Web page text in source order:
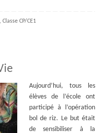
,Classe CP/CE1
Aujourd’hui, tous les
élèves de l’école ont
participé à l’opération
bol de riz. Le but était
de sensibiliser à la